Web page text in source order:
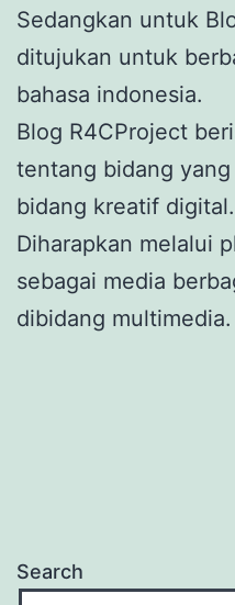
Sedangkan untuk
ditujukan untuk
bahasa indonesia.
Blog R4CProject
tentang bidang
bidang kreatif digital.
Diharapkan melalui
sebagai media
dibidang multimedia.
Search